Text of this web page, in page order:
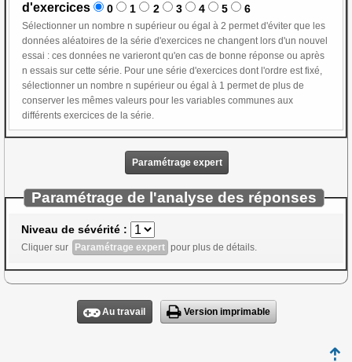
d'exercices
0 1 2 3 4 5 6
Sélectionner un nombre n supérieur ou égal à 2 permet d'éviter que les
données aléatoires de la série d'exercices ne changent lors d'un nouvel
essai : ces données ne varieront qu'en cas de bonne réponse ou après
n essais sur cette série. Pour une série d'exercices dont l'ordre est fixé,
sélectionner un nombre n supérieur ou égal à 1 permet de plus de
conserver les mêmes valeurs pour les variables communes aux
différents exercices de la série.
Paramétrage expert
Paramétrage de l'analyse des réponses
Niveau de sévérité :
Cliquer sur Paramétrage expert pour plus de détails.
Au travail Version imprimable